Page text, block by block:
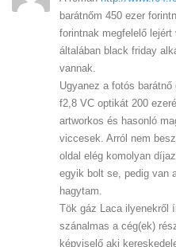
barátnőm 450 ezer
forintnak megfelelő
általában black friday
vannak.
Ugyanez a fotós
f2,8 VC optikát 200
artworkos és hasonló
viccesek. Arról nem
oldal elég komolyan
egyik bolt se, pedig van
hagytam.
Tök gáz Laca ilyenekről
szánalmas a cég(ek)
képviselő aki